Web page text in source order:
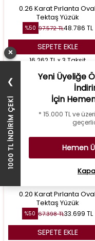
0.26 Karat Pırlanta Oval
Tektaş Yüzük
%50 97.572TL48.786 TL
SEPETE EKLE
16.262 TL x 3 Taksit
0.20 Karat Pırlanta Oval
Tektaş Yüzük
%50 67.398TL33.699 TL
SEPETE EKLE
×
❯
1000 TL İNDİRİM ÇEKİ
Yeni Üyeliğe
İçin
* 15.000 TL ve
Hemen